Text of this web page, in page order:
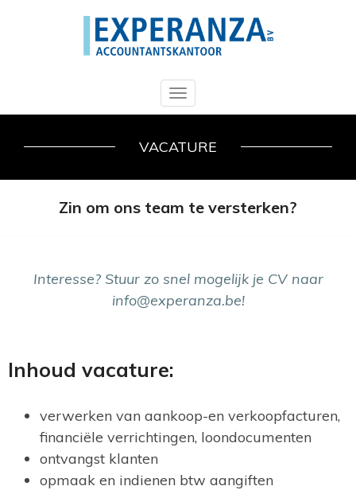
Toggle
navigation
VACATURE
Zin om ons team te versterken?
Interesse? Stuur zo snel mogelijk je CV naar
info@experanza.be!
Inhoud vacature:
verwerken van aankoop-en verkoopfacturen,
financiële verrichtingen, loondocumenten
ontvangst klanten
opmaak en indienen btw aangiften